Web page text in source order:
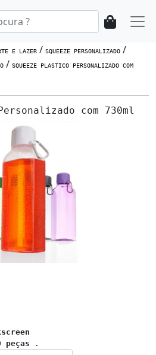
E LAZER / SQUEEZE PERSONALIZADO /
/ SQUEEZE PLASTICO PERSONALIZADO COM
com 730ml
peças .